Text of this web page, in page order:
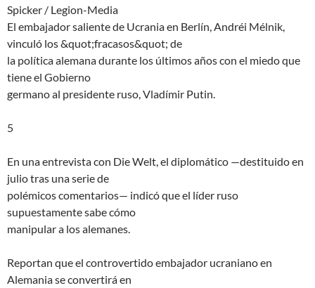
Spicker / Legion-Media
El embajador saliente de Ucrania en Berlín, Andréi Mélnik,
vinculó los &quot;fracasos&quot; de
la política alemana durante los últimos años con el miedo que
tiene el Gobierno
germano al presidente ruso, Vladímir Putin.
5
En una entrevista con Die Welt, el diplomático —destituido en
julio tras una serie de
polémicos comentarios— indicó que el líder ruso
supuestamente sabe cómo
manipular a los alemanes.
Reportan que el controvertido embajador ucraniano en
Alemania se convertirá en